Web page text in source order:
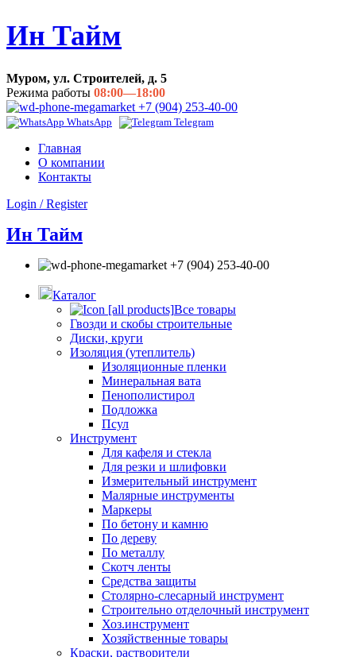
Ин Тайм
Муром, ул. Строителей, д. 5
Режима работы 08:00—18:00
+7 (904) 253-40-00
WhatsApp Telegram
Главная
О компании
Контакты
Login / Register
Ин Тайм
+7 (904) 253-40-00
Каталог
Все товары
Гвозди и скобы строительные
Диски, круги
Изоляция (утеплитель)
Изоляционные пленки
Минеральная вата
Пенополистирол
Подложка
Псул
Инструмент
Для кафеля и стекла
Для резки и шлифовки
Измерительный инструмент
Малярные инструменты
Маркеры
По бетону и камню
По дереву
По металлу
Скотч ленты
Средства защиты
Столярно-слесарный инструмент
Строительно отделочный инструмент
Хоз.инструмент
Хозяйственные товары
Краски, растворители